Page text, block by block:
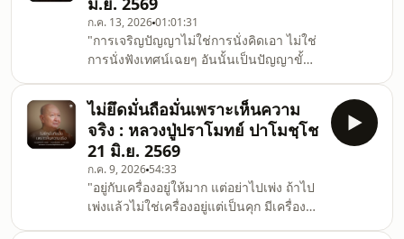
ปราโมทย์ ปาโมชฺโช วัดสวนสันติธรรม 28
มิถุนายน 2569
ก.ค. 13, 202601:01:31
"การเจริญปัญญาไม่ใช่การนั่งคิดเอา ไม่ใช่
การนั่งฟังเทศน์เฉยๆ อันนั้นเป็นปัญญาขั้น
วิธีปฏิบัติ ปัญญาที่เราไปฟังมานั้น ปัญญา
ของพระพุทธเจ้า ของครูบาอาจารย์ ไม่ใช่
ของเรา ปัญญาของเราเกิดจากการที่เรา
เห็นด้วยตัวของเราเอง เห็นความจริงของ
กาย เห็นความจริงของใจ จิตต้องตั้งมั่น ทรง
สัมมาสมาธิ ปัญญาถึงจะเกิดได้" หลวงปู่
ปราโมทย์ ปาโมชฺโช วัดสวนสันติธรรม 27
มิถุนายน 2569
ไม่ยึดมั่นถือมั่นเพราะเห็นความ
จริง : หลวงปู่ปราโมทย์ ปาโมชฺโช
21 มิ.ย. 2569
ก.ค. 9, 2026 54:33
"อยู่กับเครื่องอยู่ให้มาก แต่อย่าไปเพ่ง ถ้าไป
เพ่งแล้วไม่ใช่เครื่องอยู่แต่เป็นคุก มีเครื่องอยู่